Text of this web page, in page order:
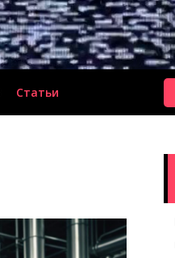
Статьи